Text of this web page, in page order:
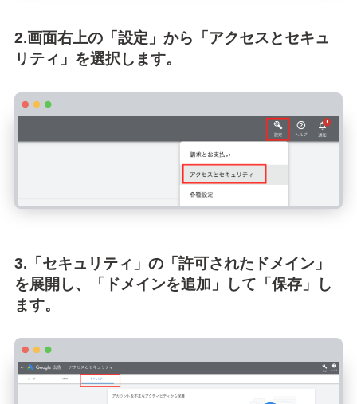
2.画面右上の「設定」から「アクセスとセキュ
リティ」を選択します。
3.「セキュリティ」の「許可されたドメイン」
を展開し、「ドメインを追加」して「保存」し
ます。